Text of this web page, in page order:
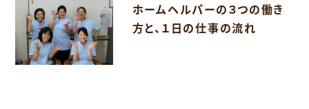
ホームヘルパーの３つの働き
方と、１日の仕事の流れ